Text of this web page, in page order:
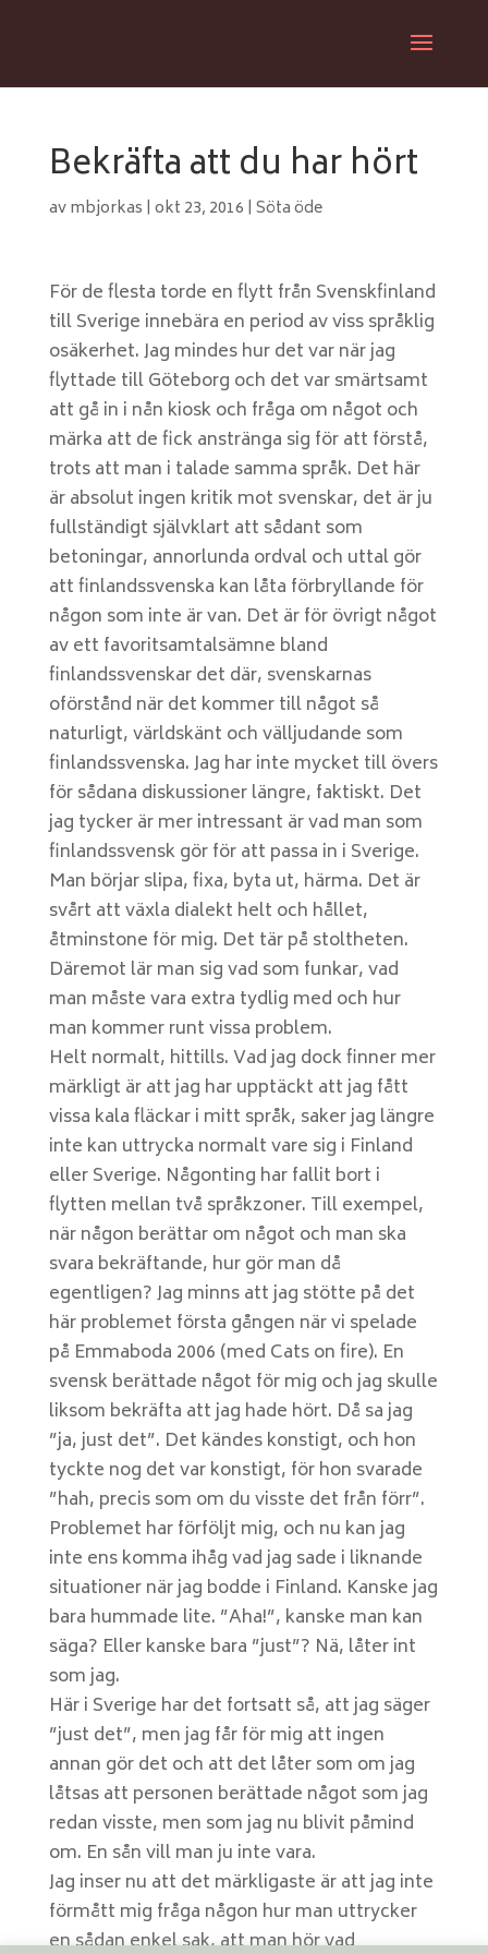
Bekräfta att du har hört
avmbjorkas | okt 23, 2016 | Söta öde
För de flesta torde en flytt från Svenskfinland
till Sverige innebära en period av viss språklig
osäkerhet. Jag mindes hur det var när jag
flyttade till Göteborg och det var smärtsamt
att gå in i nån kiosk och fråga om något och
märka att de fick anstränga sig för att förstå,
trots att man i talade samma språk. Det här
är absolut ingen kritik mot svenskar, det är ju
fullständigt självklart att sådant som
betoningar, annorlunda ordval och uttal gör
att finlandssvenska kan låta förbryllande för
någon som inte är van. Det är för övrigt något
av ett favoritsamtalsämne bland
finlandssvenskar det där, svenskarnas
oförstånd när det kommer till något så
naturligt, världskänt och välljudande som
finlandssvenska. Jag har inte mycket till övers
för sådana diskussioner längre, faktiskt. Det
jag tycker är mer intressant är vad man som
finlandssvensk gör för att passa in i Sverige.
Man börjar slipa, fixa, byta ut, härma. Det är
svårt att växla dialekt helt och hållet,
åtminstone för mig. Det tär på stoltheten.
Däremot lär man sig vad som funkar, vad
man måste vara extra tydlig med och hur
man kommer runt vissa problem.
Helt normalt, hittills. Vad jag dock finner mer
märkligt är att jag har upptäckt att jag fått
vissa kala fläckar i mitt språk, saker jag längre
inte kan uttrycka normalt vare sig i Finland
eller Sverige. Någonting har fallit bort i
flytten mellan två språkzoner. Till exempel,
när någon berättar om något och man ska
svara bekräftande, hur gör man då
egentligen? Jag minns att jag stötte på det
här problemet första gången när vi spelade
på Emmaboda 2006 (med Cats on fire). En
svensk berättade något för mig och jag skulle
liksom bekräfta att jag hade hört. Då sa jag
”ja, just det”. Det kändes konstigt, och hon
tyckte nog det var konstigt, för hon svarade
”hah, precis som om du visste det från förr”.
Problemet har förföljt mig, och nu kan jag
inte ens komma ihåg vad jag sade i liknande
situationer när jag bodde i Finland. Kanske jag
bara hummade lite. ”Aha!”, kanske man kan
säga? Eller kanske bara ”just”? Nä, låter int
som jag.
Här i Sverige har det fortsatt så, att jag säger
”just det”, men jag får för mig att ingen
annan gör det och att det låter som om jag
låtsas att personen berättade något som jag
redan visste, men som jag nu blivit påmind
om. En sån vill man ju inte vara.
Jag inser nu att det märkligaste är att jag inte
förmått mig fråga någon hur man uttrycker
en sådan enkel sak, att man hör vad